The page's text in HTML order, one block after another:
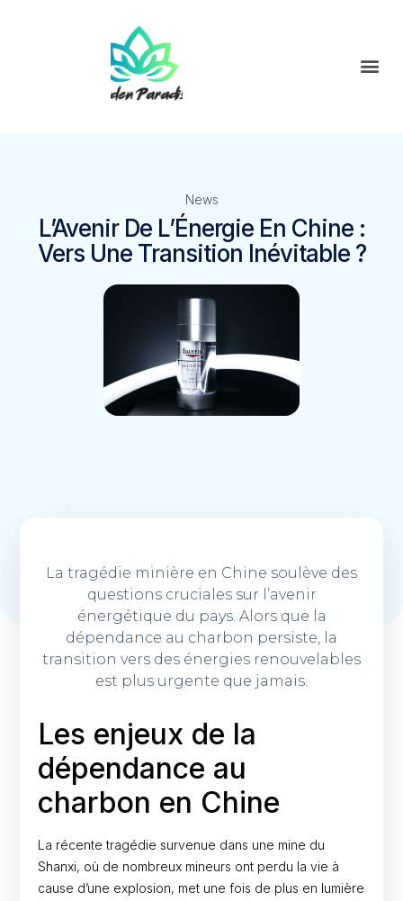
News
L’Avenir De L’Énergie En Chine :
Vers Une Transition Inévitable ?
La tragédie minière en Chine soulève des
questions cruciales sur l’avenir
énergétique du pays. Alors que la
dépendance au charbon persiste, la
transition vers des énergies renouvelables
est plus urgente que jamais.
Les enjeux de la
dépendance au
charbon en Chine
La récente tragédie survenue dans une mine du
Shanxi, où de nombreux mineurs ont perdu la vie à
cause d’une explosion, met une fois de plus en lumière